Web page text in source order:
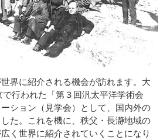
界に紹介される機会が訪れます。大
で行われた「第３回汎太平洋学術会
ション（見学会）として、国内外の
た。これを機に、秩父・長瀞地域の
く世界に紹介されていくことになり